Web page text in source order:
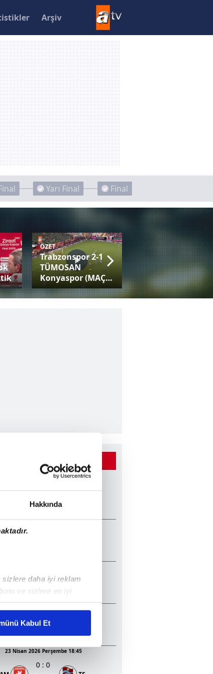
Hakkında
daha iyi reklam
ve sizlere en iyi
karşılamak
kullanılmaktadır. Bu
Kabul Et
Arşiv
Yarı Final Final
ÖZET
Trabzonspor 2-1
TÜMOSAN
Konyaspor (MAÇ
SONUCU-ÖZET)
Fatih Tekke:
Trabzonspor gibi
bir camiayla her
kupaya adaysınız!
0: 1
23 Nisan 2026 Perşembe 20:45
3:0
23 Nisan 2026 Perşembe 18:45
0 :0